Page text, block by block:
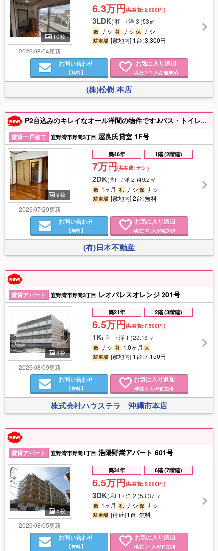
10枚
2026/08/04更新
6.3万円(共益費:2,000円 )
3LDK(和 - / 洋 3 )53㎡
敷 ナシ 礼 ナシ保 ナシ
駐車場 [敷地内] 1台: 3,300円
お問い合わせ
【無料】
お気に入り追加
現在 121 人が追加済
(株)松樹 本店
P2台込みのキレイなオール洋間の物件です♪バス・トイレ別です♪お問い合わせお待ち致しております♪
賃貸一戸建て 宜野湾市野嵩3丁目 屋良氏貸室 1F号
9枚
2026/07/29更新
築46年 1階 (2階建)
7万円(共益費:ナシ )
2DK(和 - / 洋 2 )49.2㎡
敷 1ヶ月 礼 ナシ保 ナシ
駐車場 [敷地内] 2台: 無料
お問い合わせ
【無料】
お気に入り追加
現在 37人が追加済
(有)日本不動産
賃貸アパート 宜野湾市野嵩3丁目 レオパレスオレンジ 201号
8枚
2026/08/09更新
築21年 2階 (3階建)
6.5万円(共益費:7,500円 )
1K(和 - / 洋 1 )23.18㎡
敷 ナシ 礼 1.0ヶ月保 -
駐車場 [敷地内] 1台: 7,150円
お問い合わせ
【無料】
お気に入り追加
現在 0 人が追加済
株式会社ハウステラ 沖縄市本店
賃貸アパート 宜野湾市野嵩1丁目 浩陽野嵩アパート 601号
5枚
2026/08/05更新
築34年 6階 (7階建)
6.5万円(共益費:5,000円 )
3DK(和 1 / 洋 2 )53.37㎡
敷 1ヶ月 礼 ナシ保 ナシ
駐車場 [付近] 1台: 無料
お問い合わせ
【無料】
お気に入り追加
現在 14人が追加済